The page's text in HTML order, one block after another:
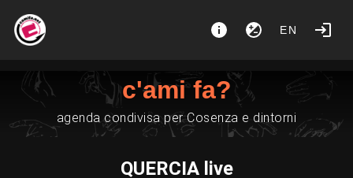
EN
c'ami fa?
agenda condivisa per Cosenza e dintorni
QUERCIA live